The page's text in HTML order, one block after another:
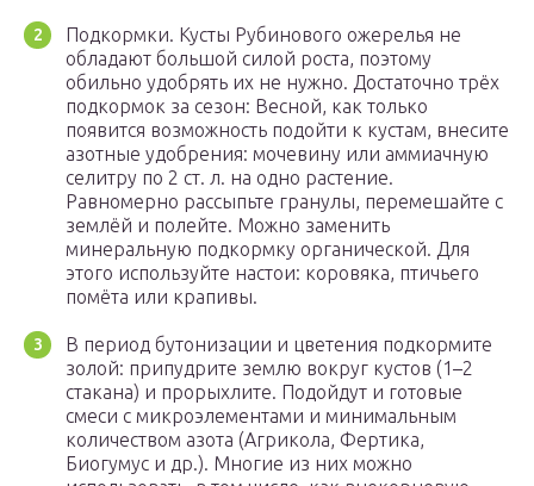
Подкормки. Кусты Рубинового ожерелья не
обладают большой силой роста, поэтому
обильно удобрять их не нужно. Достаточно трёх
подкормок за сезон: Весной, как только
появится возможность подойти к кустам, внесите
азотные удобрения: мочевину или аммиачную
селитру по 2 ст. л. на одно растение.
Равномерно рассыпьте гранулы, перемешайте с
землёй и полейте. Можно заменить
минеральную подкормку органической. Для
этого используйте настои: коровяка, птичьего
помёта или крапивы.
В период бутонизации и цветения подкормите
золой: припудрите землю вокруг кустов (1–2
стакана) и прорыхлите. Подойдут и готовые
смеси с микроэлементами и минимальным
количеством азота (Агрикола, Фертика,
Биогумус и др.). Многие из них можно